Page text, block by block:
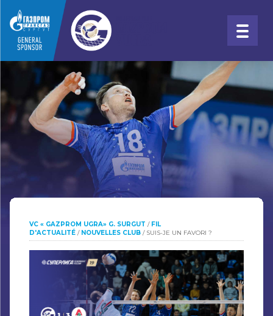
VC « GAZPROM UGRA» G. SURGUT / FIL
D'ACTUALITÉ / NOUVELLES CLUB / SUIS-JE UN FAVORI ?